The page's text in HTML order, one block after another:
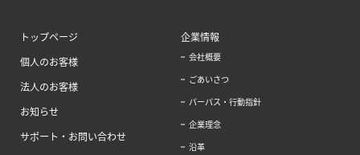
トップページ
個人のお客様
法人のお客様
お知らせ
サポート・お問い合わせ
企業情報
会社概要
ごあいさつ
パーパス・行動指針
企業理念
沿革